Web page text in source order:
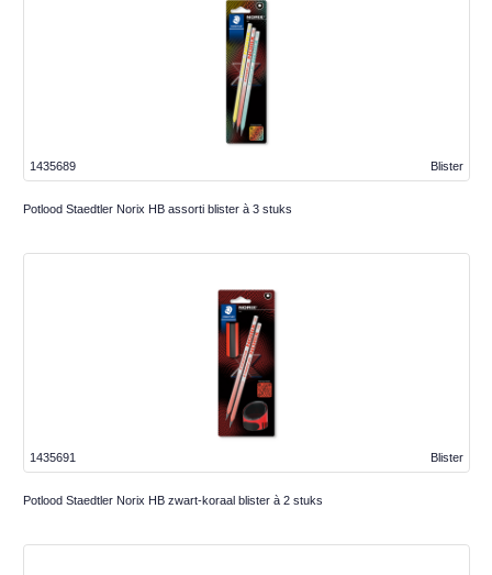
Blister
1435689
Potlood Staedtler Norix HB assorti blister à 3 stuks
Blister
1435691
Potlood Staedtler Norix HB zwart-koraal blister à 2 stuks